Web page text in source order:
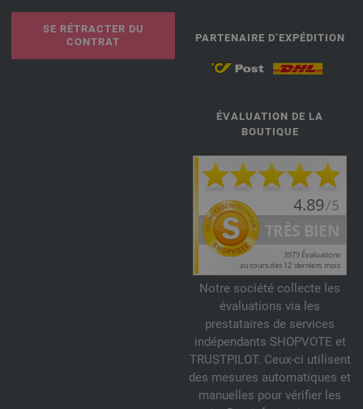
SE RÉTRACTER DU
CONTRAT
PARTENAIRE D’EXPÉDITION
ÉVALUATION DE LA
BOUTIQUE
Notre société collecte les
évaluations via les
prestataires de services
indépendants SHOPVOTE et
TRUSTPILOT. Ceux-ci utilisent
des mesures automatiques et
manuelles pour vérifier les